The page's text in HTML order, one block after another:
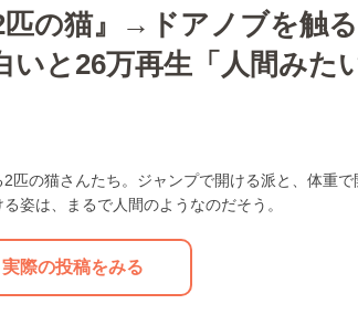
匹の猫』→ドアノブを触
いと26万再生「人間みた
匹の猫さんたち。ジャンプで開ける派と、体重
姿は、まるで人間のようなのだそう。
実際の投稿をみる